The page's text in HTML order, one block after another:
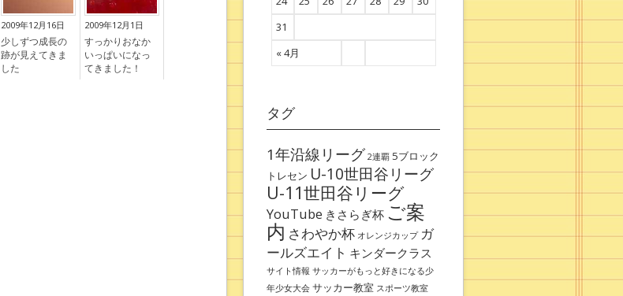
2009年12月16日
少しずつ成長の
跡が見えてきま
した
2009年12月1日
すっかりおなか
いっぱいになっ
てきました！
« 4月
31
タグ
1年沿線リーグ 2連覇 5ブロック
トレセン U-10世田谷リーグ
U-11世田谷リーグ
YouTube きさらぎ杯 ご案
内 さわやか杯 オレンジカップ ガ
ールズエイト キンダークラス
サイト情報 サッカーがもっと好きになる少
年少女大会 サッカー教室 スポーツ教室